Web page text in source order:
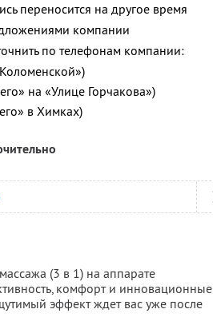
переносится на другое время
компании
по телефонам компании:
на «Улице Горчакова»)
в Химках)
(3 в 1) на аппарате
комфорт и инновационные
эффект ждет вас уже после